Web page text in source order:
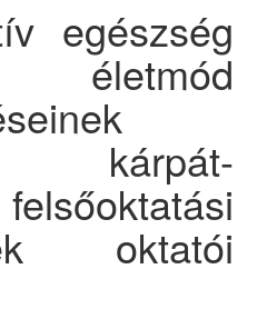
egészség
kárpát-
oktatói